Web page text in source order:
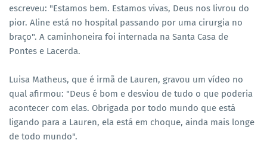
escreveu: "Estamos bem. Estamos vivas, Deus nos livrou do
pior. Aline está no hospital passando por uma cirurgia no
braço". A caminhoneira foi internada na Santa Casa de
Pontes e Lacerda.
Luisa Matheus, que é irmã de Lauren, gravou um vídeo no
qual afirmou: "Deus é bom e desviou de tudo o que poderia
acontecer com elas. Obrigada por todo mundo que está
ligando para a Lauren, ela está em choque, ainda mais longe
de todo mundo".